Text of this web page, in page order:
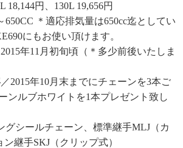
18,144円、130L 19,656円
650CC ＊適応排気量は650cc迄としてい
にもお使い頂けます。
2015年11月初旬頃（＊多少前後いたしま
／2015年10月末までにチェーンを3本ご
ンルブホワイトを1本プレゼント致し
グシールチェーン、標準継手MLJ（カ
継手SKJ（クリップ式）